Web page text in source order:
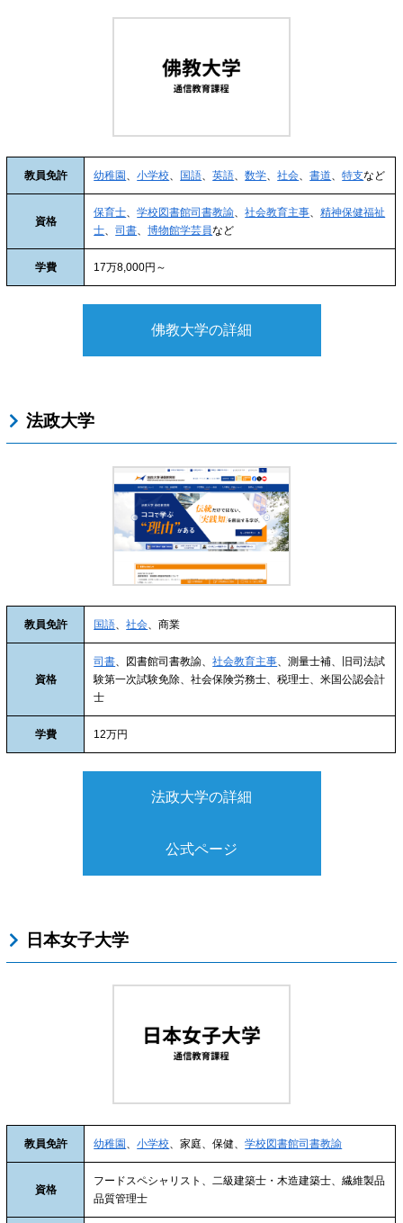
教員免許 幼稚園 、小学校、 国語、英語、数学、社会、書道、特支など
資格
保育士、学校図書館司書教諭、社会教育主事、精神保健福祉
士、司書、博物館学芸員など
学費 17万8,000円～
佛教大学の詳細
法政大学
教員免許 国語 、社会 、商業
資格
司書 、図書館司書教諭、社会教育主事 、測量士補、旧司法試
験第一次試験免除、社会保険労務士、税理士、米国公認会計
士
学費 12万円
法政大学の詳細
公式ページ
日本女子大学
教員免許 幼稚園 、小学校 、家庭、保健、学校図書館司書教諭
資格
フードスペシャリスト、二級建築士・木造建築士、繊維製品
品質管理士